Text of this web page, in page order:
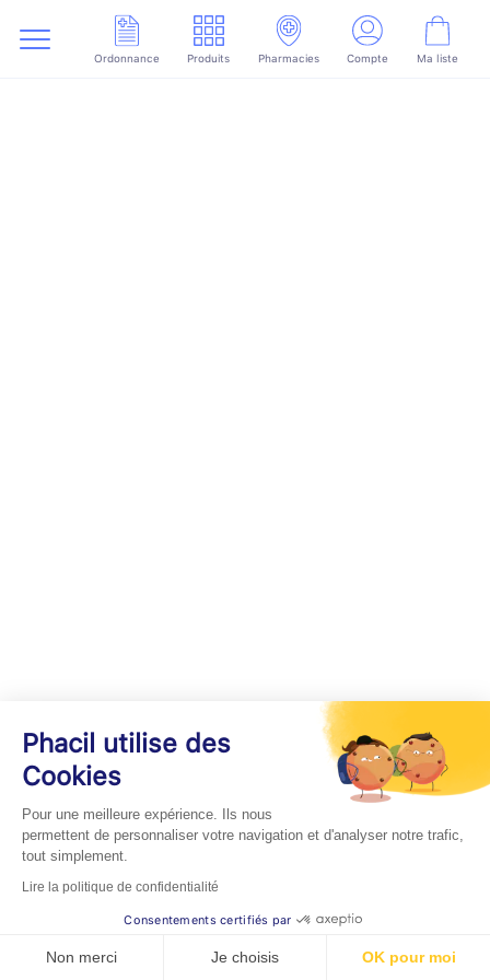
Ordonnance Produits Pharmacies Compte Ma liste
Phacil utilise des
Cookies
Pour une meilleure expérience. Ils nous
permettent de personnaliser votre navigation et d'analyser notre trafic,
tout simplement.
Lire la politique de confidentialité
Consentements certifiés par
Non merci Je choisis OK pour moi